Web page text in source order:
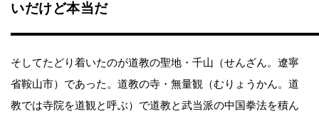
いだけど本当だ
そしてたどり着いたのが道教の聖地・千山（せんざん。遼寧
省鞍山市）であった。道教の寺・無量観（むりょうかん。道
教では寺院を道観と呼ぶ）で道教と武当派の中国拳法を積ん